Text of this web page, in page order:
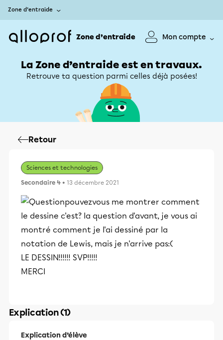
Zone d’entraide
Zone d’entraide Mon compte
La Zone d’entraide est en travaux.
Retrouve ta question parmi celles déjà posées!
Retour
Sciences et technologies
Secondaire 4 • 13 décembre 2021
pouvezvous me montrer comment
le dessine c'est? la question d'avant, je vous ai
montré comment je l'ai dessiné par la
notation de Lewis, mais je n'arrive pas:(
LE DESSIN!!!!!! SVP!!!!!
MERCI
Explication (1)
Explication d’élève